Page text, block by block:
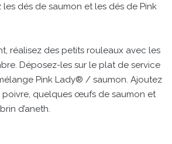
dés de saumon et les dés de Pink
réalisez des petits rouleaux avec les
Déposez-les sur le plat de service
Pink Lady® / saumon. Ajoutez
poivre, quelques œufs de saumon et
d’aneth.